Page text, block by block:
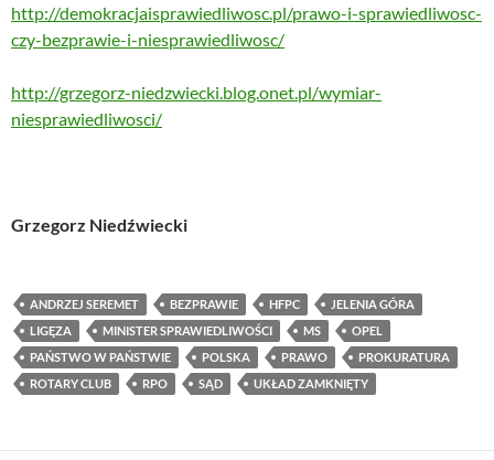
http://demokracjaisprawiedliwosc.pl/prawo-i-sprawiedliwosc-
czy-bezprawie-i-niesprawiedliwosc/
http://grzegorz-niedzwiecki.blog.onet.pl/wymiar-
niesprawiedliwosci/
Grzegorz Niedźwiecki
ANDRZEJ SEREMET BEZPRAWIE HFPC
JELENIA GÓRA
LIGĘZA
MINISTER SPRAWIEDLIWOŚCI MS
OPEL
PAŃSTWO W PAŃSTWIE
POLSKA PRAWO
PROKURATURA
ROTARY CLUB
RPO SĄD UKŁAD ZAMKNIĘTY